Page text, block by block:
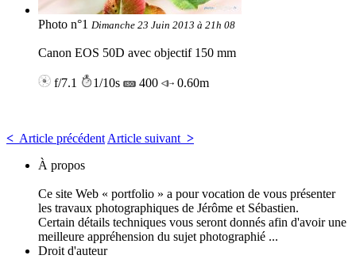
Photo n°1 Dimanche 23 Juin 2013 à 21h 08
Canon EOS 50D avec objectif 150 mm
f/7.1 1/10s 400 0.60m
< Article précédent Article suivant >
À propos
Ce site Web « portfolio » a pour vocation de vous présenter
les travaux photographiques de Jérôme et Sébastien.
Certain détails techniques vous seront donnés afin d'avoir une
meilleure appréhension du sujet photographié ...
Droit d'auteur